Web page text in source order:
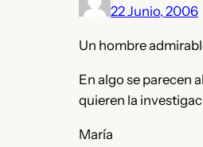
22 Junio, 2006
Un hombre
En algo se parecen
quieren la
María